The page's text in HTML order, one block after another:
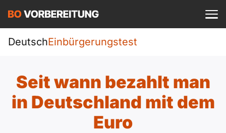
Sprachkurs
DTZ
Beruf
Deutsch
A1 Allgemein
A2
Einloggen ist kostenlos?
DeutschEinbürgerungstest
Seit wann bezahlt man
in Deutschland mit dem
Euro